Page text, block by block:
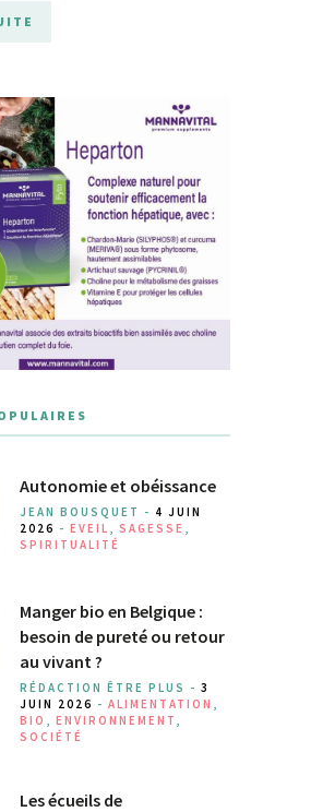
Autonomie et obéissance
JEAN BOUSQUET - 4 JUIN
2026 - EVEIL SAGESSE
SPIRITUALITÉ
Manger bio en Belgique :
besoin de pureté ou retour
au vivant ?
RÉDACTION ÊTRE PLUS - 3
JUIN 2026 - ALIMENTATION
BIO
ENVIRONNEMENT
SOCIÉTÉ
Les écueils de